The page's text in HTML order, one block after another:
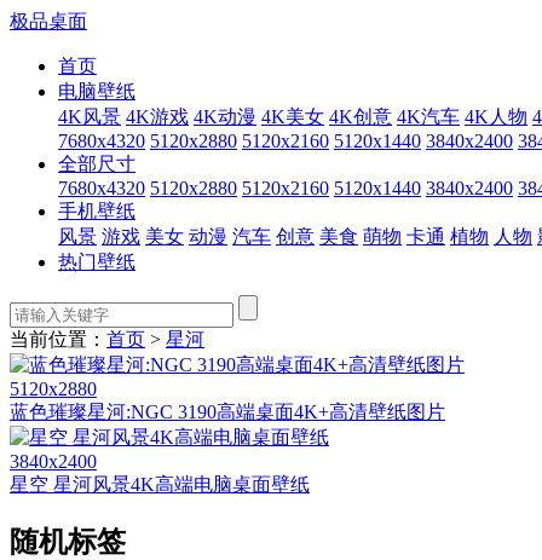
极品桌面
首页
电脑壁纸
4K风景 4K游戏 4K动漫 4K美女 4K创意 4K汽车 4K人物
7680x4320 5120x2880 5120x2160 5120x1440 3840x2400
全部尺寸
7680x4320 5120x2880 5120x2160 5120x1440 3840x2400
手机壁纸
风景 游戏 美女 动漫 汽车 创意 美食 萌物 卡通 植物 人物
热门壁纸
当前位置： 首页 > 星河
5120x2880
蓝色璀璨星河:NGC 3190高端桌面4K+高清壁纸图片
3840x2400
星空 星河风景4K高端电脑桌面壁纸
随机标签